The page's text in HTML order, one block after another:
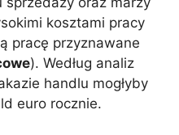
kosztami pracy
pracę przyznawane
). Według analiz
handlu mogłyby
euro rocznie.